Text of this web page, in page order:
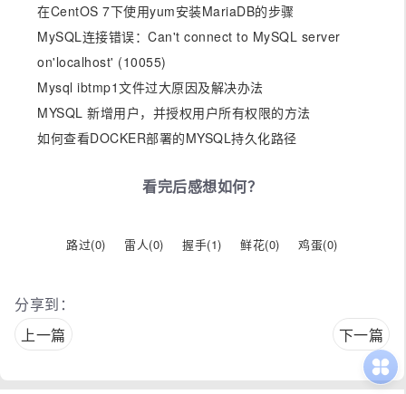
在CentOS 7下使用yum安装MariaDB的步骤
MySQL连接错误：Can't connect to MySQL server
on'localhost' (10055)
Mysql ibtmp1文件过大原因及解决办法
MYSQL 新增用户，并授权用户所有权限的方法
如何查看DOCKER部署的MYSQL持久化路径
看完后感想如何？
路过(0) 雷人(0) 握手(1) 鲜花(0) 鸡蛋(0)
分享到：
上一篇
下一篇